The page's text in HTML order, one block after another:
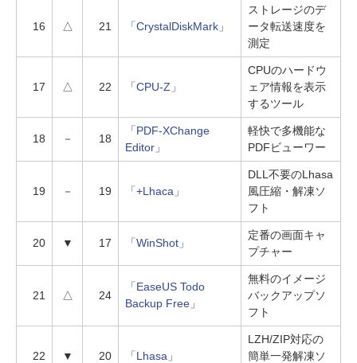
16 △ 21 「CrystalDiskMark」
ストレージのデ
ータ転送速度を
測定
17 △ 22 「CPU-Z」
CPUのハードウ
ェア情報を表示
するツール
18 － 18
「PDF-XChange
Editor」
軽快で多機能な
PDFビューワー
19 － 19 「+Lhaca」
DLL不要のLhasa
風圧縮・解凍ソ
フト
20 ▼ 17 「WinShot」
定番の画面キャ
プチャー
21 △ 24
「EaseUS Todo
Backup Free」
無料のイメージ
バックアップソ
フト
22 ▼ 20 「Lhasa」
LZH/ZIP対応の
簡単一発解凍ソ